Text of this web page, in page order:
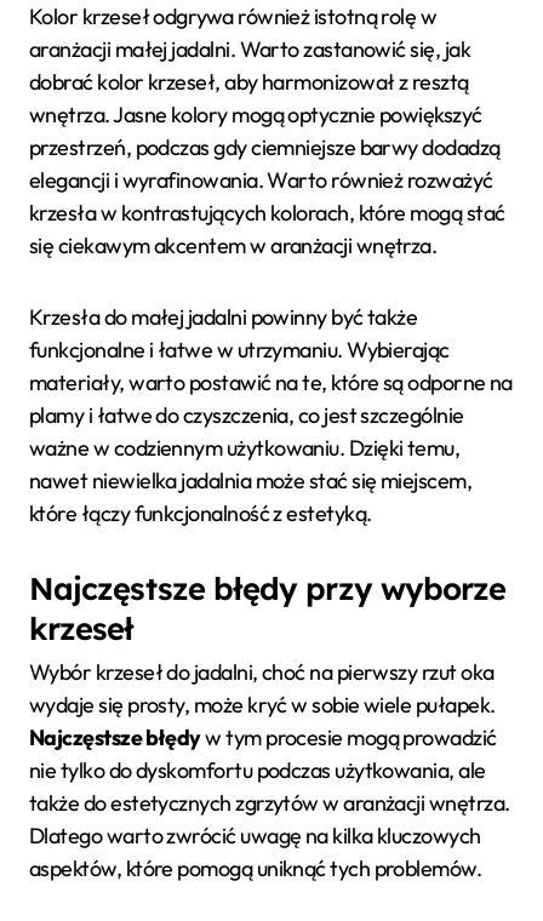
Kolor krzeseł odgrywa również istotną rolę w
aranżacji małej jadalni. Warto zastanowić się, jak
dobrać kolor krzeseł, aby harmonizował z resztą
wnętrza. Jasne kolory mogą optycznie powiększyć
przestrzeń, podczas gdy ciemniejsze barwy dodadzą
elegancji i wyrafinowania. Warto również rozważyć
krzesła w kontrastujących kolorach, które mogą stać
się ciekawym akcentem w aranżacji wnętrza.
Krzesła do małej jadalni powinny być także
funkcjonalne i łatwe w utrzymaniu. Wybierając
materiały, warto postawić na te, które są odporne na
plamy i łatwe do czyszczenia, co jest szczególnie
ważne w codziennym użytkowaniu. Dzięki temu,
nawet niewielka jadalnia może stać się miejscem,
które łączy funkcjonalność z estetyką.
Najczęstsze błędy przy wyborze
krzeseł
Wybór krzeseł do jadalni, choć na pierwszy rzut oka
wydaje się prosty, może kryć w sobie wiele pułapek.
Najczęstsze błędyw tym procesie mogą prowadzić
nie tylko do dyskomfortu podczas użytkowania, ale
także do estetycznych zgrzytów w aranżacji wnętrza.
Dlatego warto zwrócić uwagę na kilka kluczowych
aspektów, które pomogą uniknąć tych problemów.